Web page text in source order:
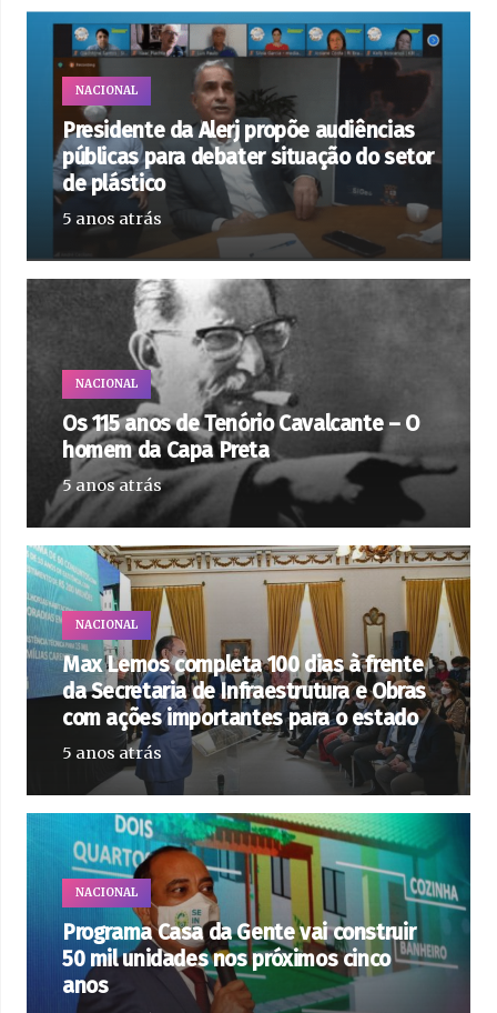
NACIONAL
Presidente da Alerj propõe audiências
públicas para debater situação do setor
de plástico
5 anos atrás
NACIONAL
Os 115 anos de Tenório Cavalcante – O
homem da Capa Preta
5 anos atrás
NACIONAL
Max Lemos completa 100 dias à frente
da Secretaria de Infraestrutura e Obras
com ações importantes para o estado
5 anos atrás
NACIONAL
Programa Casa da Gente vai construir
50 mil unidades nos próximos cinco
anos